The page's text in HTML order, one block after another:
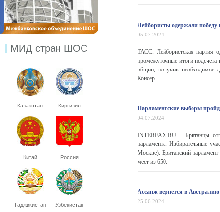
МИД стран ШОС
Казахстан Киргизия
Китай Россия
Таджикистан Узбекистан
Лейбористы одержали
05.07.2024
ТАСС. Лейбористская партия
промежуточные итоги подсчета
общин, получив необходимое
Консер...
Парламентские выборы
04.07.2024
INTERFAX.RU - Британцы
парламента. Избирательные
Москве). Британский парламент
мест из 650.
Ассанж вернется в
25.06.2024